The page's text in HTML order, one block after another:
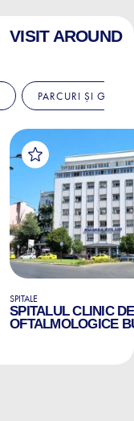
VISIT AROUND
PARCURI ȘI
SPITALE
SPITALUL CLINIC
OFTALMOLOGICE